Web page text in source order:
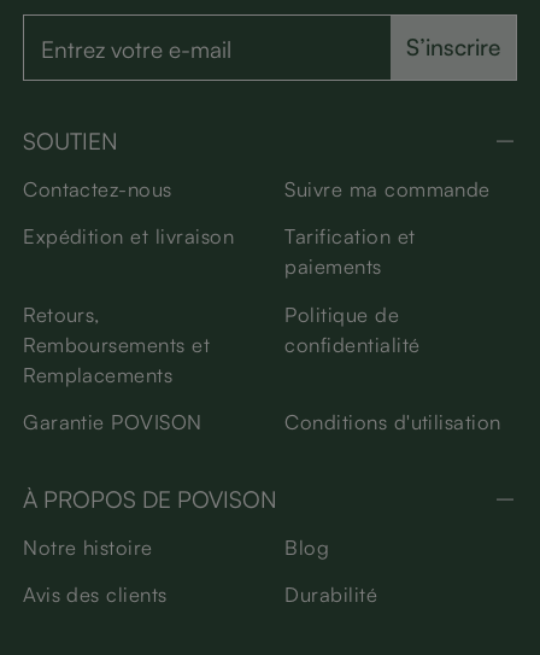
S’inscrire
SOUTIEN
Contactez-nous
Suivre ma commande
Expédition et livraison
Tarification et
paiements
Retours,
Remboursements et
Remplacements
Politique de
confidentialité
Garantie POVISON Conditions d'utilisation
À PROPOS DE POVISON
Notre histoire
Blog
Avis des clients
Durabilité